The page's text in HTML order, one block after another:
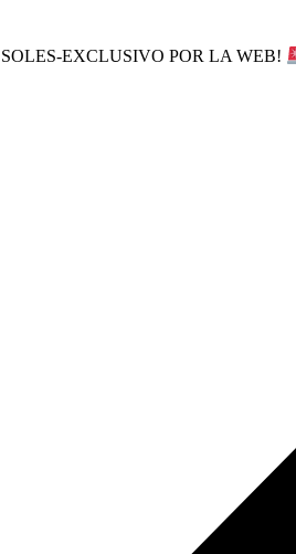
EXCLUSIVO POR LA WEB!